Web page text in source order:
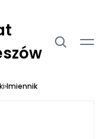
›Imiennik